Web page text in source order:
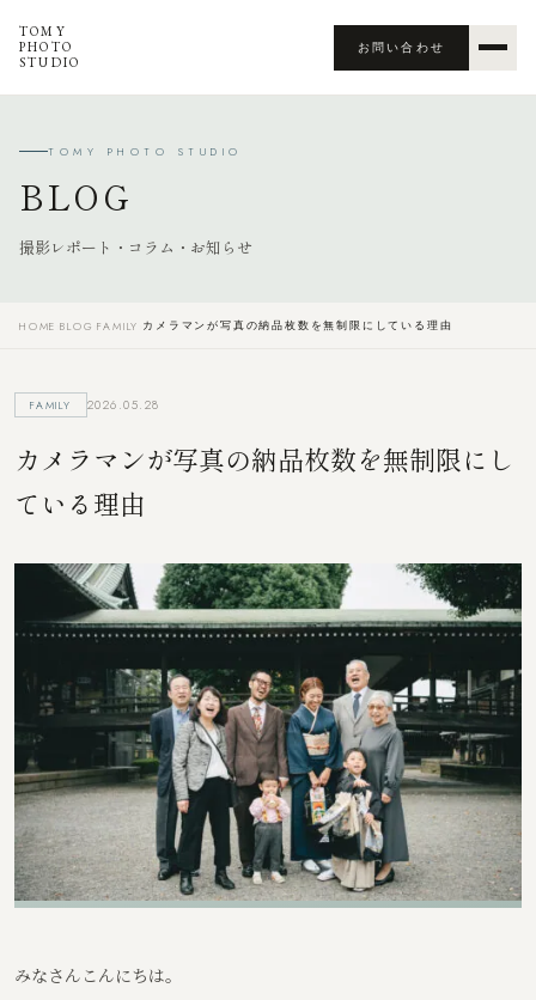
TOMY
PHOTO
STUDIO
お問い合わせ
TOMY PHOTO STUDIO
BLOG
撮影レポート・コラム・お知らせ
HOME ›BLOG ›FAMILY カメラマンが写真の納品枚数を無制限にしている理由
FAMILY 2026.05.28
カメラマンが写真の納品枚数を無制限にし
ている理由
みなさんこんにちは。